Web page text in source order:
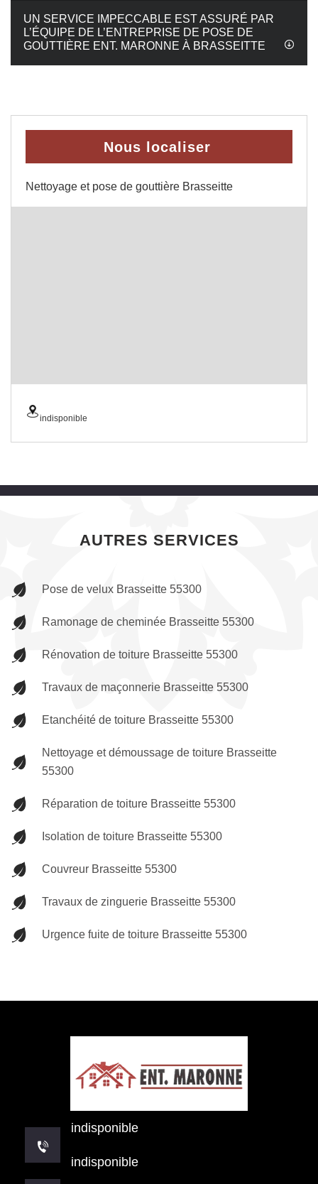
UN SERVICE IMPECCABLE EST ASSURÉ PAR
L’ÉQUIPE DE L’ENTREPRISE DE POSE DE
GOUTTIÈRE ENT. MARONNE À BRASSEITTE
Nous localiser
Nettoyage et pose de gouttière Brasseitte
indisponible
AUTRES SERVICES
Pose de velux Brasseitte 55300
Ramonage de cheminée Brasseitte 55300
Rénovation de toiture Brasseitte 55300
Travaux de maçonnerie Brasseitte 55300
Etanchéité de toiture Brasseitte 55300
Nettoyage et démoussage de toiture Brasseitte
55300
Réparation de toiture Brasseitte 55300
Isolation de toiture Brasseitte 55300
Couvreur Brasseitte 55300
Travaux de zinguerie Brasseitte 55300
Urgence fuite de toiture Brasseitte 55300
indisponible
indisponible